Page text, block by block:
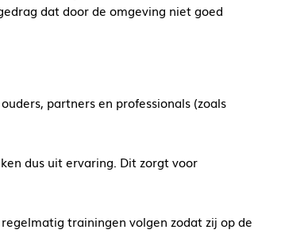
dat door de omgeving niet goed
partners en professionals (zoals
dus uit ervaring. Dit zorgt voor
trainingen volgen zodat zij op de